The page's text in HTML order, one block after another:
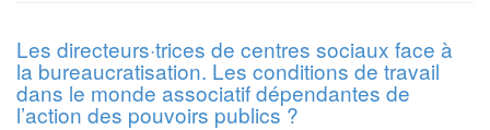
Les directeurs·trices de centres sociaux face à
la bureaucratisation. Les conditions de travail
dans le monde associatif dépendantes de
l’action des pouvoirs publics ?